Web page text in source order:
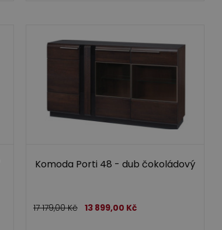
Komoda Porti 48 - dub čokoládový
17 179,00Kč 13 899,00 Kč